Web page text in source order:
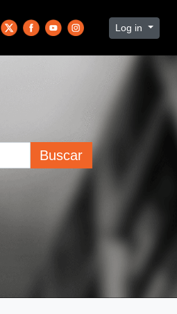
Log in
Buscar